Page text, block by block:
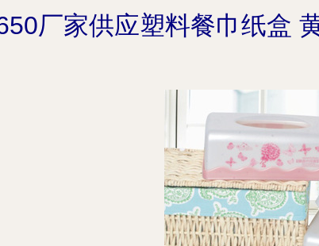
厂家供应塑料餐巾纸盒